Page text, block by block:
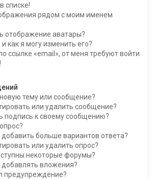
списке!
рядом с моим именем
отображение аватары?
как я могу изменить его?
ссылке «email», от меня требуют войти
тему или сообщение?
или удалить сообщение?
подпись к своему сообщению?
больше вариантов ответа?
или удалить опрос?
некоторые форумы?
добавлять вложения?
предупреждение?